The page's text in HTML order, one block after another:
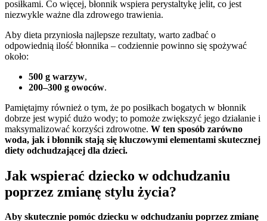
posiłkami. Co więcej, błonnik wspiera perystaltykę jelit, co jest
niezwykle ważne dla zdrowego trawienia.
Aby dieta przyniosła najlepsze rezultaty, warto zadbać o
odpowiednią ilość błonnika – codziennie powinno się spożywać
około:
500 g warzyw,
200–300 g owoców.
Pamiętajmy również o tym, że po posiłkach bogatych w błonnik
dobrze jest wypić dużo wody; to pomoże zwiększyć jego działanie i
maksymalizować korzyści zdrowotne. W ten sposób zarówno
woda, jak i błonnik stają się kluczowymi elementami skutecznej
diety odchudzającej dla dzieci.
Jak wspierać dziecko w odchudzaniu
poprzez zmianę stylu życia?
Aby skutecznie pomóc dziecku w odchudzaniu poprzez zmianę